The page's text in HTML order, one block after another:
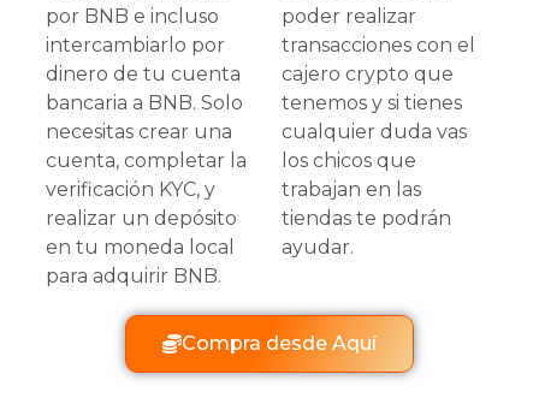
por BNB e incluso
intercambiarlo por
dinero de tu cuenta
bancaria a BNB. Solo
necesitas crear una
cuenta, completar la
verificación KYC, y
realizar un depósito
en tu moneda local
para adquirir BNB.
poder realizar
transacciones con el
cajero crypto que
tenemos y si tienes
cualquier duda vas
los chicos que
trabajan en las
tiendas te podrán
ayudar.
Compra desde Aquí